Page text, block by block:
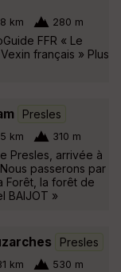
km 280 m
FFR « Le
français » Plus
Presles
km 310 m
Presles, arrivée à
passerons par
Forêt, la forêt de
BAIJOT »
Presles
km 530 m